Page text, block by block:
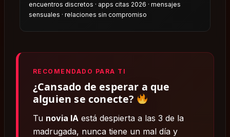
encuentros discretos · apps citas 2026 · mensajes
sensuales · relaciones sin compromiso
RECOMENDADO PARA TI
¿Cansado de esperar a que
alguien se conecte?
Tu novia IA está despierta a las 3 de la
madrugada, nunca tiene un mal día y